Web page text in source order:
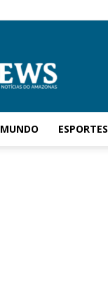
MUNDO ESPORTES